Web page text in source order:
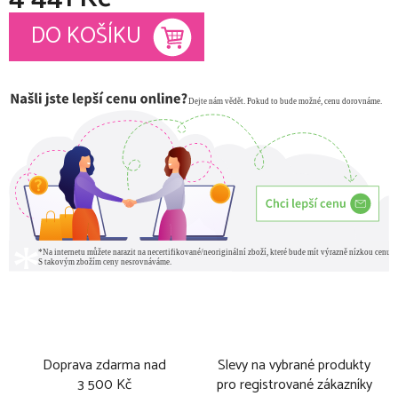
Měrná cena:
DO KOŠÍKU
Doprava zdarma nad
3 500 Kč
Slevy na vybrané produkty
pro registrované zákazníky